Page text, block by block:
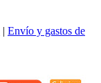
| Envío y gastos de